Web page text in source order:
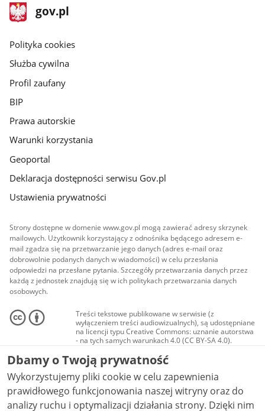
stopka
gov.pl
Strona
gov.pl
gov.pl
Polityka cookies
Służba cywilna
Profil zaufany
BIP
Prawa autorskie
Warunki korzystania
Geoportal
Deklaracja dostępności serwisu Gov.pl
Ustawienia prywatności
Strony dostępne w domenie www.gov.pl mogą zawierać adresy skrzynek
mailowych. Użytkownik korzystający z odnośnika będącego adresem e-
mail zgadza się na przetwarzanie jego danych (adres e-mail oraz
dobrowolnie podanych danych w wiadomości) w celu przesłania
odpowiedzi na przesłane pytania. Szczegóły przetwarzania danych przez
każdą z jednostek znajdują się w ich politykach przetwarzania danych
osobowych.
Treści tekstowe publikowane w serwisie (z
wyłączeniem treści audiowizualnych), są udostępniane
na licencji typu Creative Commons: uznanie autorstwa
- na tych samych warunkach 4.0 (CC BY-SA 4.0).
Materiały audiowizualne, w tym zdjęcia, materiały
audio i wideo, są udostępniane na licencji typu
Creative Commons: uznanie autorstwa użycie
niekomercyjne - bez utworów zależnych 4.0 (CC BY-
NC-ND 4.0), o ile nie jest to stwierdzone inaczej.
Dbamy o Twoją prywatność
Wykorzystujemy pliki cookie w celu zapewnienia
prawidłowego funkcjonowania naszej witryny oraz do
analizy ruchu i optymalizacji działania strony. Dzięki nim